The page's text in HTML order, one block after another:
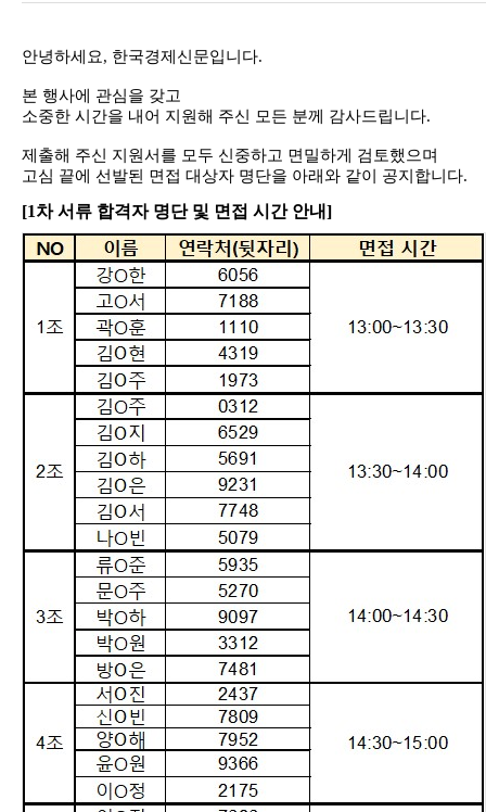
안녕하세요, 한국경제신문입니다.
본 행사에 관심을 갖고
소중한 시간을 내어 지원해 주신 모든 분께 감사드립니다.
제출해 주신 지원서를 모두 신중하고 면밀하게 검토했으며
고심 끝에 선발된 면접 대상자 명단을 아래와 같이 공지합니다.
[1차 서류 합격자 명단 및 면접 시간 안내]